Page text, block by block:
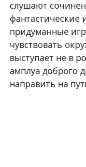
слушают
фантастические
придуманные
чувствовать
выступает не в
амплуа доброго
направить на